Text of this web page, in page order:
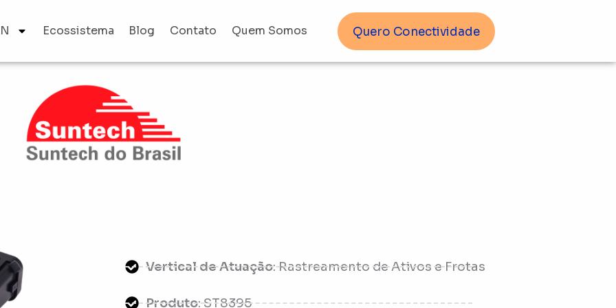
Ecossistema Blog Contato Quem Somos Quero Conectividade
Vertical de Atuação: Rastreamento de Ativos e Frotas
Produto: ST8395